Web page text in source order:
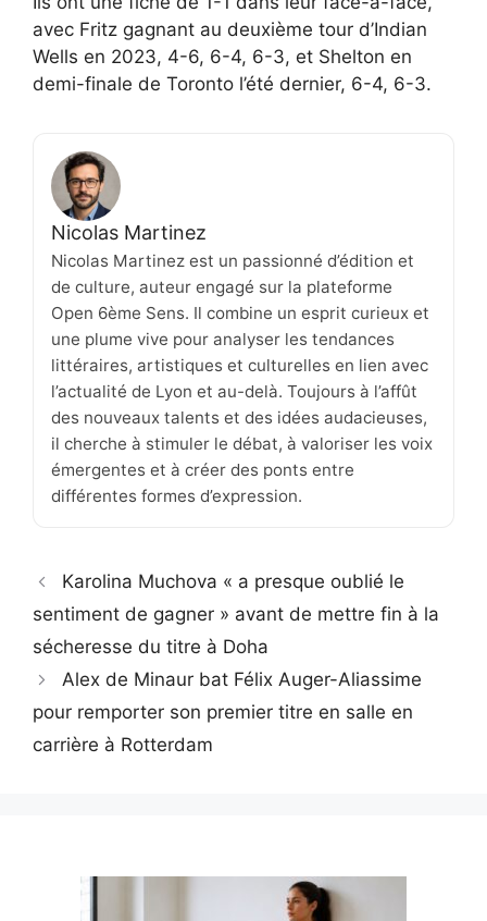
avec Fritz gagnant au deuxième tour d’Indian
Wells en 2023, 4-6, 6-4, 6-3, et Shelton en
demi-finale de Toronto l’été dernier, 6-4, 6-3.
Nicolas Martinez
Nicolas Martinez est un passionné d’édition et
de culture, auteur engagé sur la plateforme
Open 6ème Sens. Il combine un esprit curieux et
une plume vive pour analyser les tendances
littéraires, artistiques et culturelles en lien avec
l’actualité de Lyon et au-delà. Toujours à l’affût
des nouveaux talents et des idées audacieuses,
il cherche à stimuler le débat, à valoriser les voix
émergentes et à créer des ponts entre
différentes formes d’expression.
Karolina Muchova « a presque oublié le
sentiment de gagner » avant de mettre fin à la
sécheresse du titre à Doha
Alex de Minaur bat Félix Auger-Aliassime
pour remporter son premier titre en salle en
carrière à Rotterdam